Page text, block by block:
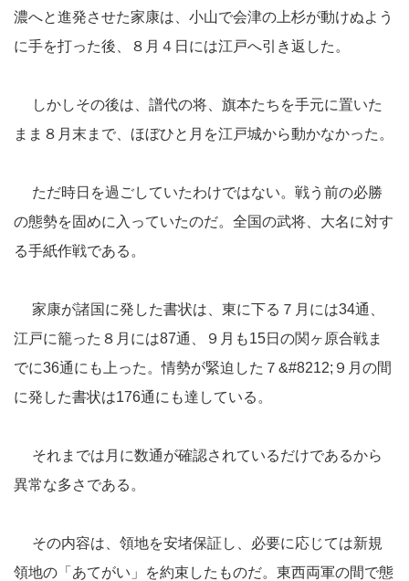
濃へと進発させた家康は、小山で会津の上杉が動けぬよう
に手を打った後、８月４日には江戸へ引き返した。
しかしその後は、譜代の将、旗本たちを手元に置いた
まま８月末まで、ほぼひと月を江戸城から動かなかった。
ただ時日を過ごしていたわけではない。戦う前の必勝
の態勢を固めに入っていたのだ。全国の武将、大名に対す
る手紙作戦である。
家康が諸国に発した書状は、東に下る７月には34通、
江戸に籠った８月には87通、９月も15日の関ヶ原合戦ま
でに36通にも上った。情勢が緊迫した７&#8212;９月の間
に発した書状は176通にも達している。
それまでは月に数通が確認されているだけであるから
異常な多さである。
その内容は、領地を安堵保証し、必要に応じては新規
領地の「あてがい」を約束したものだ。東西両軍の間で態